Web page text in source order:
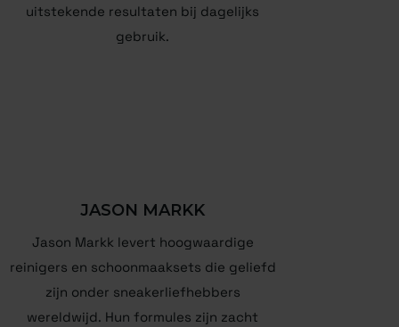
uitstekende resultaten bij dagelijks
gebruik.
JASON MARKK
Jason Markk levert hoogwaardige
reinigers en schoonmaaksets die geliefd
zijn onder sneakerliefhebbers
wereldwijd. Hun formules zijn zacht